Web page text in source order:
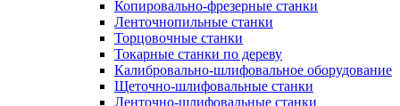
Копировально-фрезерные станки
Ленточнопильные станки
Торцовочные станки
Токарные станки по дереву
Калибровально-шлифовальное оборудование
Щеточно-шлифовальные станки
Ленточно-шлифовальные станки